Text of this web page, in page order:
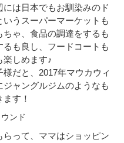
には日本でもお馴染みのド
うスーパーマーケットも
ゃ、食品の調達をするも
も良し、フードコートも
しめます♪
だと、2017年マウカウィ
ャングルジムのようなも
す！
って、ママはショッピン